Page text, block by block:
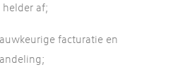
af;
facturatie en